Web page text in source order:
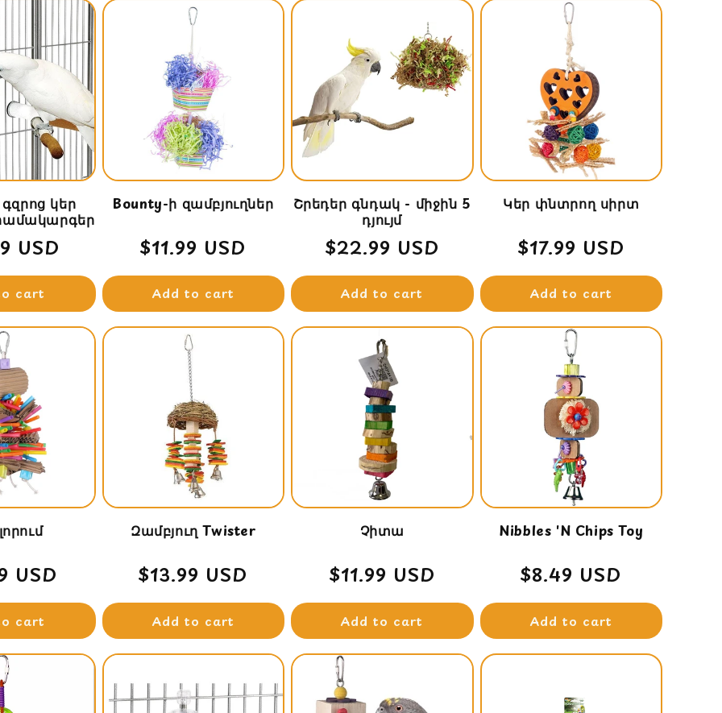
կեր
USD
cart
Bounty-ի զամբյուղներ
Regular
price
$11.99 USD
Add to cart
Շրեդեր գնդակ - միջին 5
դյույմ
Regular
price
$22.99 USD
Add to cart
Կեր փնտրող սիրտ
Regular
price
$17.99 USD
Add to cart
USD
cart
Զամբյուղ Twister
Regular
price
$13.99 USD
Add to cart
Չիտա
Regular
price
$11.99 USD
Add to cart
Nibbles 'N Chips Toy
Regular
price
$8.49 USD
Add to cart